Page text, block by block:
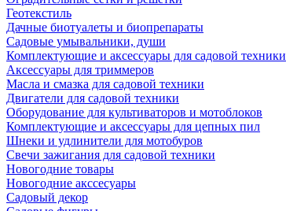
Геотекстиль
Дачные биотуалеты и биопрепараты
Садовые умывальники, души
Комплектующие и аксессуары для садовой техники
Аксессуары для триммеров
Масла и смазка для садовой техники
Двигатели для садовой техники
Оборудование для культиваторов и мотоблоков
Комплектующие и аксессуары для цепных пил
Шнеки и удлинители для мотобуров
Свечи зажигания для садовой техники
Новогодние товары
Новогодние акссесуары
Садовый декор